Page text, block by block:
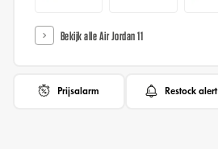
Bekijk alle Air Jordan 11
Prijsalarm Restock alert